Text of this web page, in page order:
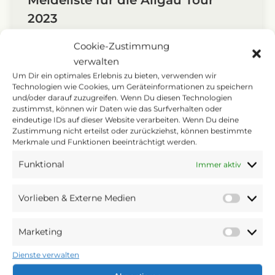
Cookie-Zustimmung
verwalten
Um Dir ein optimales Erlebnis zu bieten, verwenden wir
Technologien wie Cookies, um Geräteinformationen zu speichern
und/oder darauf zuzugreifen. Wenn Du diesen Technologien
zustimmst, können wir Daten wie das Surfverhalten oder
eindeutige IDs auf dieser Website verarbeiten. Wenn Du deine
Zustimmung nicht erteilst oder zurückziehst, können bestimmte
Merkmale und Funktionen beeinträchtigt werden.
Funktional Immer aktiv
Vorlieben & Externe Medien
Marketing
Dienste verwalten
2023
16. Juni 2023
Die Meldeliste für die Altersklassen U11 / U13
/ U15 steht ab sofort auf der Seite Downloads
als PDF-Datei zum Herunterladen zur
Verfügung. Auch der Technische Leitfaden
und die Verteilung der Preisgelder wurden
aktualisiert. Die aktuellen Versionen sind
ebenfalls bei den Downloads hinterlegt.
Rennen
Allgemein